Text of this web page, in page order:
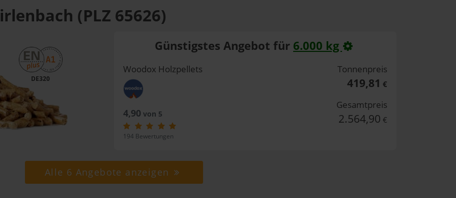
(PLZ 65626)
DE320
Günstigstes Angebot für 6.000 kg
Woodox Holzpellets
4,90 von 5
194 Bewertungen
Tonnenpreis
419,81 €
Gesamtpreis
2.564,90 €
Alle 6 Angebote anzeigen